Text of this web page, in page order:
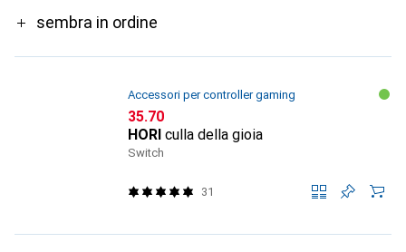
sembra in ordine
Accessori per controller gaming
CHF
35.70
HORI culla della gioia
Switch
31